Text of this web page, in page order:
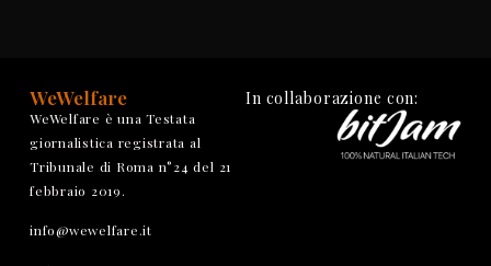
WeWelfare
WeWelfare è una Testata
giornalistica registrata al
Tribunale di Roma n°24 del 21
febbraio 2019.
info@wewelfare.it
In collaborazione con: